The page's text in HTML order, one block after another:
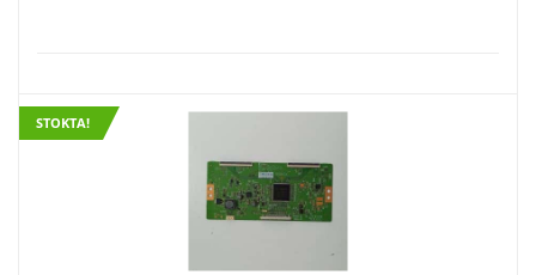
STOKTA!